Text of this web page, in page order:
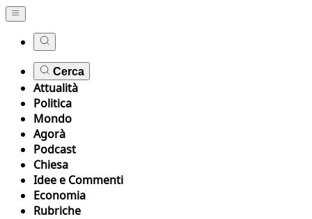
Cerca
Attualità
Politica
Mondo
Agorà
Podcast
Chiesa
Idee e Commenti
Economia
Rubriche